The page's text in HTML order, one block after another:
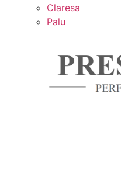
Claresa
Palu